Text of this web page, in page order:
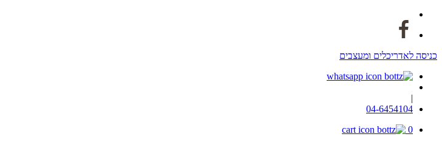
כניסה לאדריכלים ומעצבים
|
04-6454104
0